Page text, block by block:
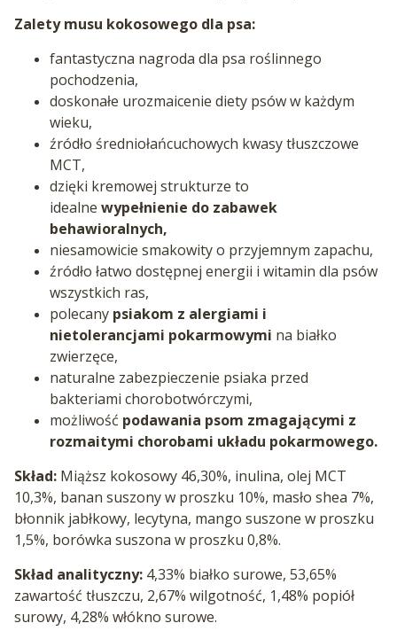
Zalety musu kokosowego dla psa:
fantastyczna nagroda dla psa roślinnego
pochodzenia,
doskonałe urozmaicenie diety psów w każdym
wieku,
źródło średniołańcuchowych kwasy tłuszczowe
MCT,
dzięki kremowej strukturze to
idealne wypełnienie do zabawek
behawioralnych,
niesamowicie smakowity o przyjemnym zapachu,
źródło łatwo dostępnej energii i witamin dla psów
wszystkich ras,
polecany psiakom z alergiami i
nietolerancjami pokarmowymi na białko
zwierzęce,
naturalne zabezpieczenie psiaka przed
bakteriami chorobotwórczymi,
możliwość podawania psom zmagającymi z
rozmaitymi chorobami układu pokarmowego.
Skład: Miąższ kokosowy 46,30%, inulina, olej MCT
10,3%, banan suszony w proszku 10%, masło shea 7%,
błonnik jabłkowy, lecytyna, mango suszone w proszku
1,5%, borówka suszona w proszku 0,8%.
Skład analityczny: 4,33% białko surowe, 53,65%
zawartość tłuszczu, 2,67% wilgotność, 1,48% popiół
surowy, 4,28% włókno surowe.